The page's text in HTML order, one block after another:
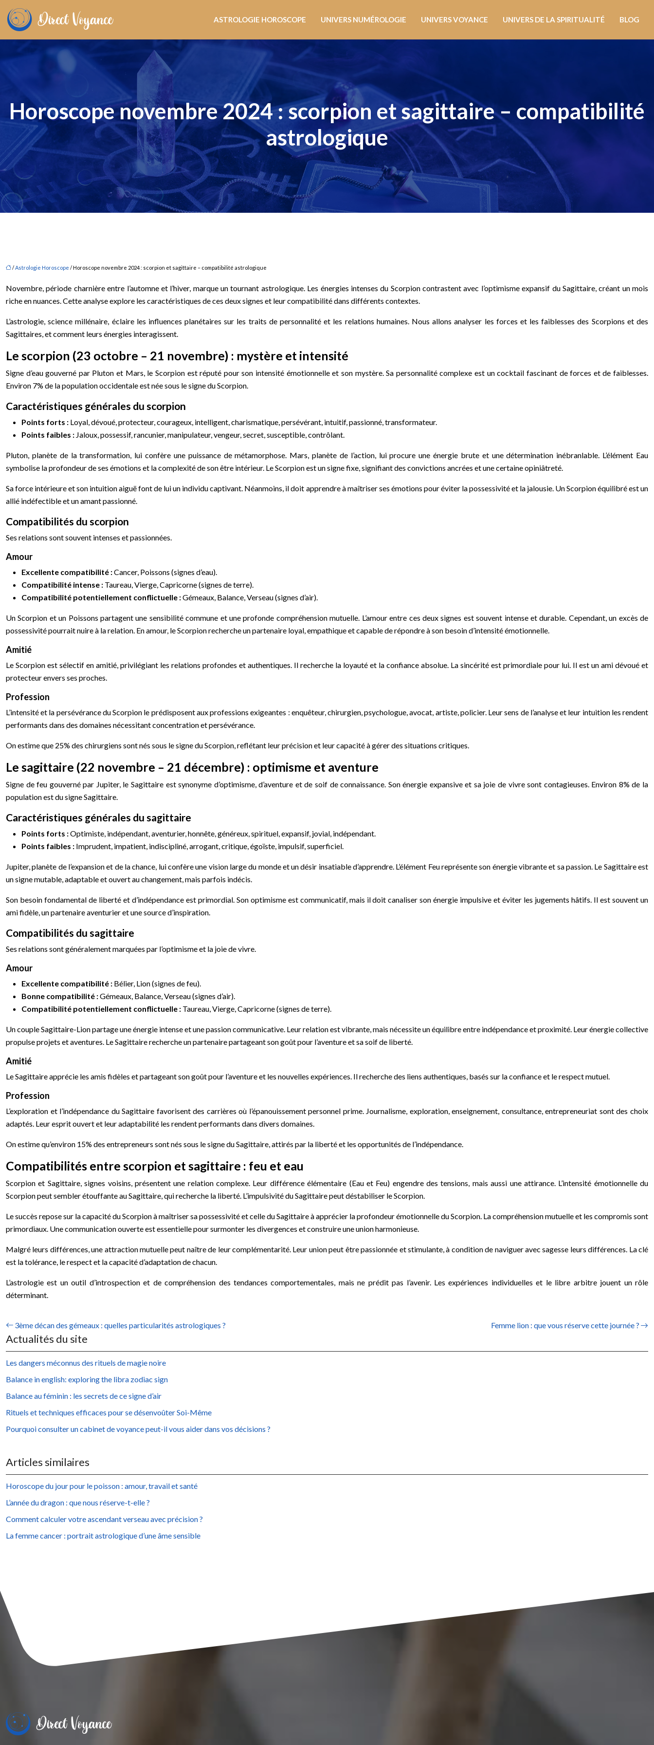
ASTROLOGIE HOROSCOPE UNIVERS NUMÉROLOGIE UNIVERS VOYANCE UNIVERS DE LA SPIRITUALITÉ BLOG
Horoscope novembre 2024 : scorpion et sagittaire – compatibilité
astrologique
/Astrologie Horoscope / Horoscope novembre 2024 : scorpion et sagittaire – compatibilité astrologique
Novembre, période charnière entre l’automne et l’hiver, marque un tournant astrologique. Les énergies intenses du Scorpion contrastent avec l’optimisme expansif du Sagittaire, créant un mois
riche en nuances. Cette analyse explore les caractéristiques de ces deux signes et leur compatibilité dans différents contextes.
L’astrologie, science millénaire, éclaire les influences planétaires sur les traits de personnalité et les relations humaines. Nous allons analyser les forces et les faiblesses des Scorpions et des
Sagittaires, et comment leurs énergies interagissent.
Le scorpion (23 octobre – 21 novembre) : mystère et intensité
Signe d’eau gouverné par Pluton et Mars, le Scorpion est réputé pour son intensité émotionnelle et son mystère. Sa personnalité complexe est un cocktail fascinant de forces et de faiblesses.
Environ 7% de la population occidentale est née sous le signe du Scorpion.
Caractéristiques générales du scorpion
Points forts : Loyal, dévoué, protecteur, courageux, intelligent, charismatique, persévérant, intuitif, passionné, transformateur.
Points faibles : Jaloux, possessif, rancunier, manipulateur, vengeur, secret, susceptible, contrôlant.
Pluton, planète de la transformation, lui confère une puissance de métamorphose. Mars, planète de l’action, lui procure une énergie brute et une détermination inébranlable. L’élément Eau
symbolise la profondeur de ses émotions et la complexité de son être intérieur. Le Scorpion est un signe fixe, signifiant des convictions ancrées et une certaine opiniâtreté.
Sa force intérieure et son intuition aiguë font de lui un individu captivant. Néanmoins, il doit apprendre à maîtriser ses émotions pour éviter la possessivité et la jalousie. Un Scorpion équilibré est un
allié indéfectible et un amant passionné.
Compatibilités du scorpion
Ses relations sont souvent intenses et passionnées.
Amour
Excellente compatibilité :Cancer, Poissons (signes d’eau).
Compatibilité intense : Taureau, Vierge, Capricorne (signes de terre).
Compatibilité potentiellement conflictuelle :Gémeaux, Balance, Verseau (signes d’air).
Un Scorpion et un Poissons partagent une sensibilité commune et une profonde compréhension mutuelle. L’amour entre ces deux signes est souvent intense et durable. Cependant, un excès de
possessivité pourrait nuire à la relation. En amour, le Scorpion recherche un partenaire loyal, empathique et capable de répondre à son besoin d’intensité émotionnelle.
Amitié
Le Scorpion est sélectif en amitié, privilégiant les relations profondes et authentiques. Il recherche la loyauté et la confiance absolue. La sincérité est primordiale pour lui. Il est un ami dévoué et
protecteur envers ses proches.
Profession
L’intensité et la persévérance du Scorpion le prédisposent aux professions exigeantes : enquêteur, chirurgien, psychologue, avocat, artiste, policier. Leur sens de l’analyse et leur intuition les rendent
performants dans des domaines nécessitant concentration et persévérance.
On estime que 25% des chirurgiens sont nés sous le signe du Scorpion, reflétant leur précision et leur capacité à gérer des situations critiques.
Le sagittaire (22 novembre – 21 décembre) : optimisme et aventure
Signe de feu gouverné par Jupiter, le Sagittaire est synonyme d’optimisme, d’aventure et de soif de connaissance. Son énergie expansive et sa joie de vivre sont contagieuses. Environ 8% de la
population est du signe Sagittaire.
Caractéristiques générales du sagittaire
Points forts :Optimiste, indépendant, aventurier, honnête, généreux, spirituel, expansif, jovial, indépendant.
Points faibles : Imprudent, impatient, indiscipliné, arrogant, critique, égoïste, impulsif, superficiel.
Jupiter, planète de l’expansion et de la chance, lui confère une vision large du monde et un désir insatiable d’apprendre. L’élément Feu représente son énergie vibrante et sa passion. Le Sagittaire est
un signe mutable, adaptable et ouvert au changement, mais parfois indécis.
Son besoin fondamental de liberté et d’indépendance est primordial. Son optimisme est communicatif, mais il doit canaliser son énergie impulsive et éviter les jugements hâtifs. Il est souvent un
ami fidèle, un partenaire aventurier et une source d’inspiration.
Compatibilités du sagittaire
Ses relations sont généralement marquées par l’optimisme et la joie de vivre.
Amour
Excellente compatibilité : Bélier, Lion (signes de feu).
Bonne compatibilité :Gémeaux, Balance, Verseau (signes d’air).
Compatibilité potentiellement conflictuelle : Taureau, Vierge, Capricorne (signes de terre).
Un couple Sagittaire-Lion partage une énergie intense et une passion communicative. Leur relation est vibrante, mais nécessite un équilibre entre indépendance et proximité. Leur énergie collective
propulse projets et aventures. Le Sagittaire recherche un partenaire partageant son goût pour l’aventure et sa soif de liberté.
Amitié
Le Sagittaire apprécie les amis fidèles et partageant son goût pour l’aventure et les nouvelles expériences. Il recherche des liens authentiques, basés sur la confiance et le respect mutuel.
Profession
L’exploration et l’indépendance du Sagittaire favorisent des carrières où l’épanouissement personnel prime. Journalisme, exploration, enseignement, consultance, entrepreneuriat sont des choix
adaptés. Leur esprit ouvert et leur adaptabilité les rendent performants dans divers domaines.
On estime qu’environ 15% des entrepreneurs sont nés sous le signe du Sagittaire, attirés par la liberté et les opportunités de l’indépendance.
Compatibilités entre scorpion et sagittaire : feu et eau
Scorpion et Sagittaire, signes voisins, présentent une relation complexe. Leur différence élémentaire (Eau et Feu) engendre des tensions, mais aussi une attirance. L’intensité émotionnelle du
Scorpion peut sembler étouffante au Sagittaire, qui recherche la liberté. L’impulsivité du Sagittaire peut déstabiliser le Scorpion.
Le succès repose sur la capacité du Scorpion à maîtriser sa possessivité et celle du Sagittaire à apprécier la profondeur émotionnelle du Scorpion. La compréhension mutuelle et les compromis sont
primordiaux. Une communication ouverte est essentielle pour surmonter les divergences et construire une union harmonieuse.
Malgré leurs différences, une attraction mutuelle peut naître de leur complémentarité. Leur union peut être passionnée et stimulante, à condition de naviguer avec sagesse leurs différences. La clé
est la tolérance, le respect et la capacité d’adaptation de chacun.
L’astrologie est un outil d’introspection et de compréhension des tendances comportementales, mais ne prédit pas l’avenir. Les expériences individuelles et le libre arbitre jouent un rôle
déterminant.
3ème décan des gémeaux : quelles particularités astrologiques ? Femme lion : que vous réserve cette journée ?
Actualités du site
Les dangers méconnus des rituels de magie noire
Balance in english: exploring the libra zodiac sign
Balance au féminin : les secrets de ce signe d’air
Rituels et techniques efficaces pour se désenvoûter Soi-Même
Pourquoi consulter un cabinet de voyance peut-il vous aider dans vos décisions ?
Articles similaires
Horoscope du jour pour le poisson : amour, travail et santé
L’année du dragon : que nous réserve-t-elle ?
Comment calculer votre ascendant verseau avec précision ?
La femme cancer : portrait astrologique d’une âme sensible